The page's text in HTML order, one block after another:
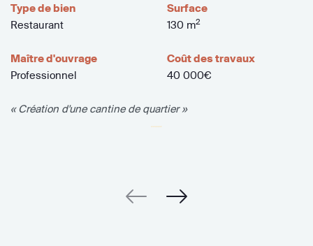
Type de bien
Restaurant
Surface
130 m2
Maître d'ouvrage
Professionnel
Coût des travaux
40 000€
« Création d'une cantine de quartier »